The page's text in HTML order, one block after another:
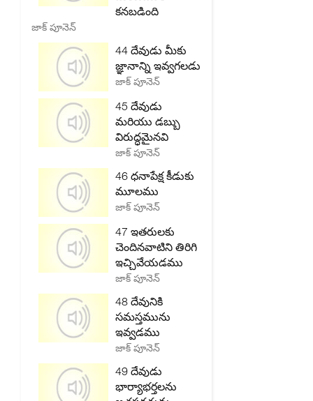
కనబడింది
జాక్ పూనెన్
44 దేవుడు మీకు
జ్ఞానాన్ని ఇవ్వగలడు
జాక్ పూనెన్
45 దేవుడు
మరియు డబ్బు
విరుద్ధమైనవి
జాక్ పూనెన్
46 ధనాపేక్ష కీడుకు
మూలము
జాక్ పూనెన్
47 ఇతరులకు
చెందినవాటిని తిరిగి
ఇచ్చివేయడము
జాక్ పూనెన్
48 దేవునికి
సమస్తమును
ఇవ్వడము
జాక్ పూనెన్
49 దేవుడు
భార్యాభర్తలను